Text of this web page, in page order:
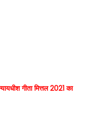
गीता मित्तल 2021 का